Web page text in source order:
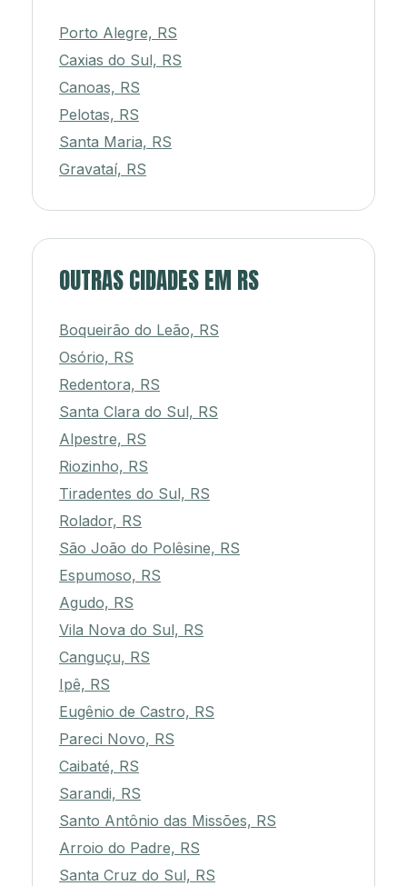
Porto Alegre, RS
Caxias do Sul, RS
Canoas, RS
Pelotas, RS
Santa Maria, RS
Gravataí, RS
OUTRAS CIDADES EM RS
Boqueirão do Leão, RS
Osório, RS
Redentora, RS
Santa Clara do Sul, RS
Alpestre, RS
Riozinho, RS
Tiradentes do Sul, RS
Rolador, RS
São João do Polêsine, RS
Espumoso, RS
Agudo, RS
Vila Nova do Sul, RS
Canguçu, RS
Ipê, RS
Eugênio de Castro, RS
Pareci Novo, RS
Caibaté, RS
Sarandi, RS
Santo Antônio das Missões, RS
Arroio do Padre, RS
Santa Cruz do Sul, RS